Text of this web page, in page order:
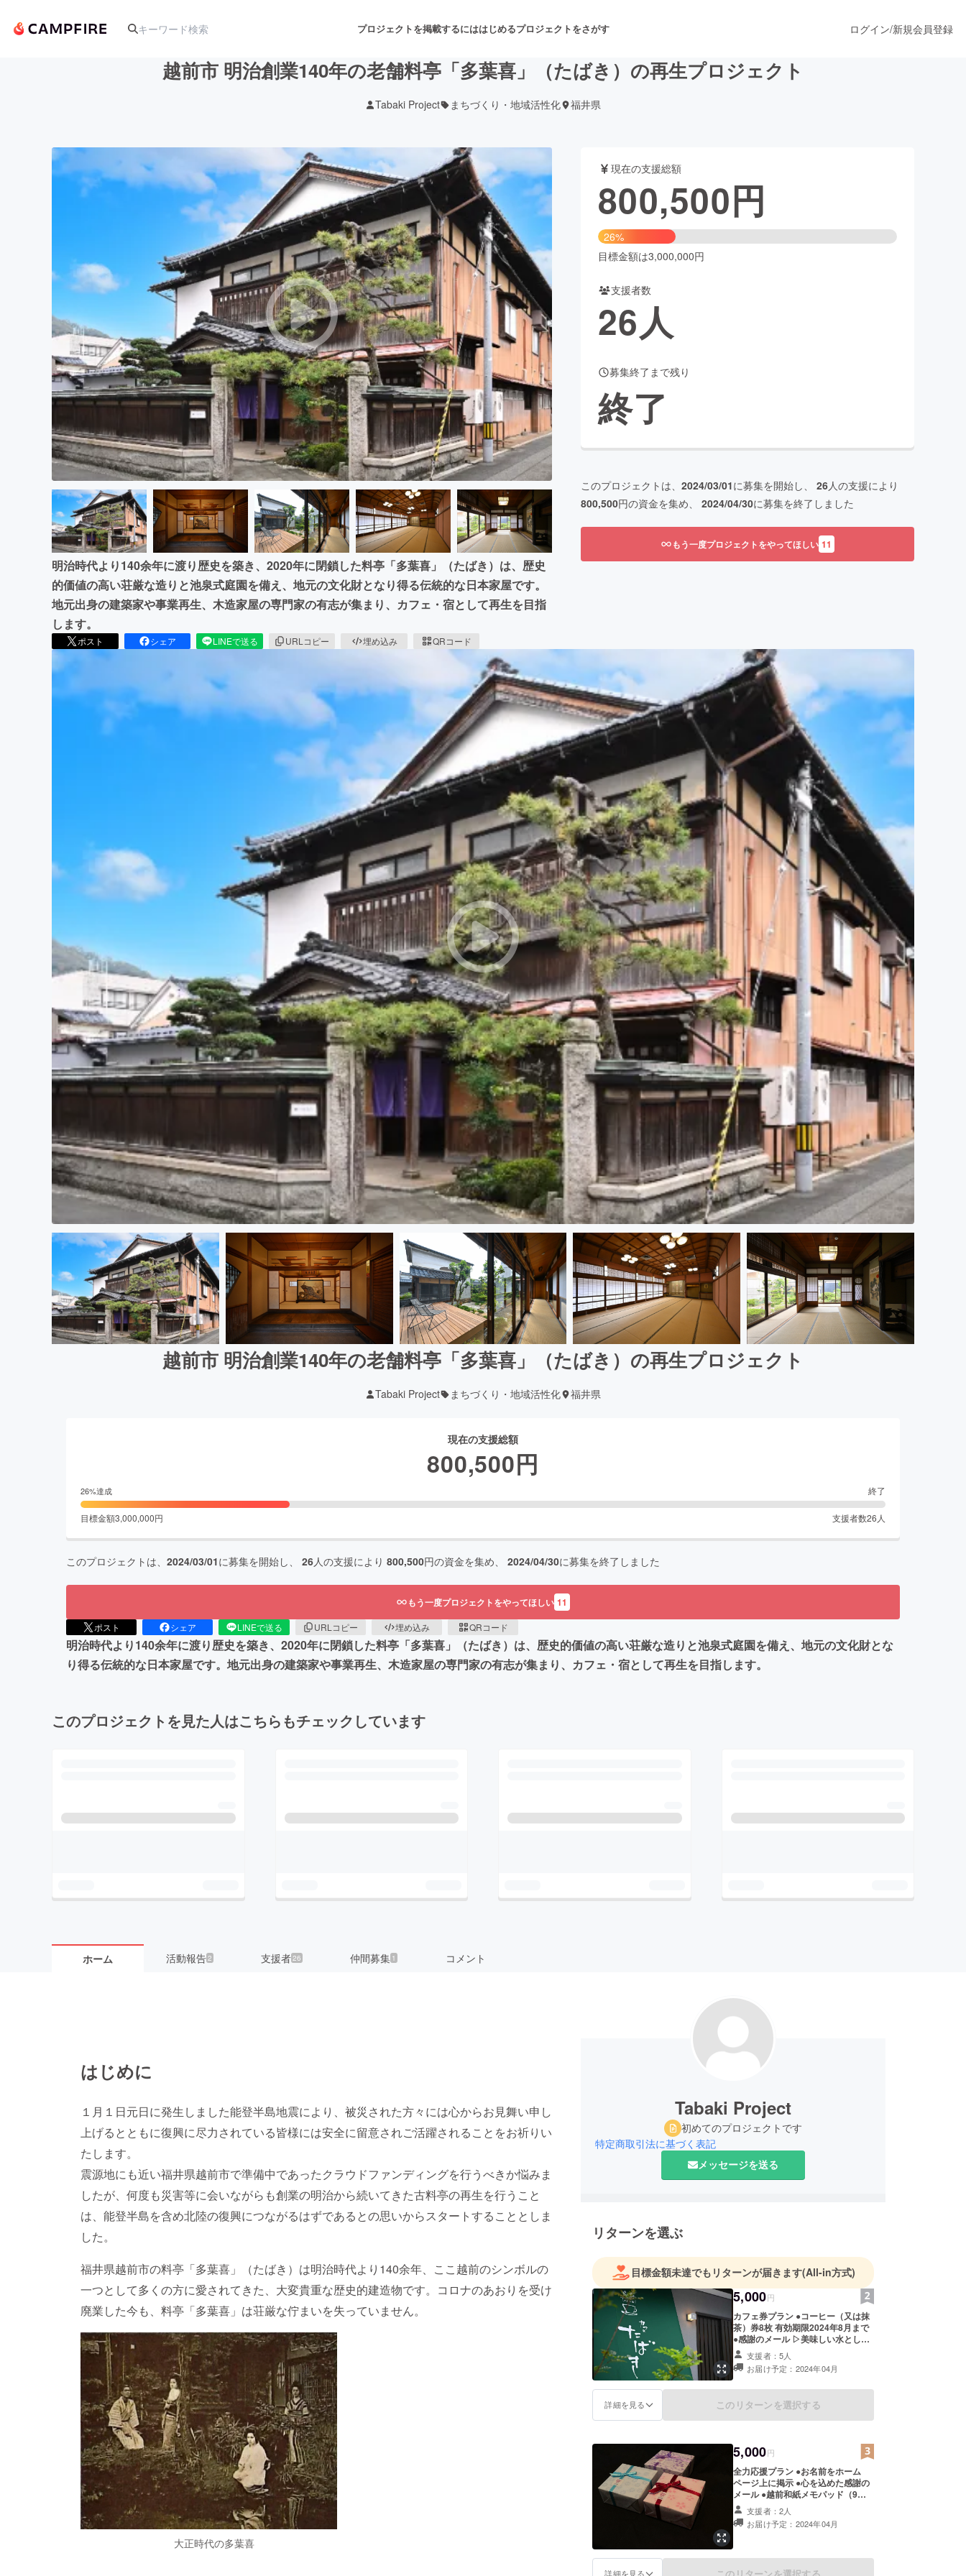
プロジェクトを掲載するにははじめるプロジェクトをさがす
アート・写真 音楽 舞台・パフォーマンス
テクノロジー・ガジェット ゲーム・サービス開発 フード・飲食店 ファッション
映像・映画 書籍・雑誌出版 アニメ・漫画
ビジネス・起業 チャレンジ ビューティー・ヘルスケア
まちづくり・地域活性化
CAMPFIRE for Social GoodCAMPFIRE Creation
CAMPFIREふるさと納税machi-ya コミュニティ
ログイン/新規会員登録
越前市 明治創業140年の老舗料亭「多葉喜」（たばき）の再生プロジェクト
Tabaki Project まちづくり・地域活性化 福井県
明治時代より140余年に渡り歴史を築き、2020年に閉鎖した料亭「多葉喜」（たばき）は、歴史
的価値の高い荘厳な造りと池泉式庭園を備え、地元の文化財となり得る伝統的な日本家屋です。
地元出身の建築家や事業再生、木造家屋の専門家の有志が集まり、カフェ・宿として再生を目指
します。
ポスト シェア LINEで送る URLコピー 埋め込み QRコード
現在の支援総額
800,500円
26%
目標金額は3,000,000円
支援者数
26人
募集終了まで残り
終了
このプロジェクトは、 2024/03/01に募集を開始し、 26人の支援により
800,500円の資金を集め、 2024/04/30に募集を終了しました
もう一度プロジェクトをやってほしい 11
越前市 明治創業140年の老舗料亭「多葉喜」（たばき）の再生プロジェクト
Tabaki Project まちづくり・地域活性化 福井県
現在の支援総額
800,500円
26%達成 終了
目標金額3,000,000円 支援者数26 人
このプロジェクトは、 2024/03/01に募集を開始し、 26人の支援により 800,500円の資金を集め、 2024/04/30に募集を終了しました
もう一度プロジェクトをやってほしい 11
ポスト シェア LINEで送る URLコピー 埋め込み QRコード
明治時代より140余年に渡り歴史を築き、2020年に閉鎖した料亭「多葉喜」（たばき）は、歴史的価値の高い荘厳な造りと池泉式庭園を備え、地元の文化財とな
り得る伝統的な日本家屋です。地元出身の建築家や事業再生、木造家屋の専門家の有志が集まり、カフェ・宿として再生を目指します。
このプロジェクトを見た人はこちらもチェックしています
ホーム 活動報告2 支援者26 仲間募集 1 コメント
はじめに
１月１日元日に発生しました能登半島地震により、被災された方々には心からお見舞い申し
上げるとともに復興に尽力されている皆様には安全に留意されご活躍されることをお祈りい
たします。
震源地にも近い福井県越前市で準備中であったクラウドファンディングを行うべきか悩みま
したが、何度も災害等に会いながらも創業の明治から続いてきた古料亭の再生を行うこと
は、能登半島を含め北陸の復興につながるはずであるとの思いからスタートすることとしま
した。
福井県越前市の料亭「多葉喜」（たばき）は明治時代より140余年、ここ越前のシンボルの
一つとして多くの方に愛されてきた、大変貴重な歴史的建造物です。コロナのあおりを受け
廃業した今も、料亭「多葉喜」は荘厳な佇まいを失っていません。
大正時代の多葉喜
Tabaki Project
初めてのプロジェクトです
特定商取引法に基づく表記
メッセージを送る
リターンを選ぶ
目標金額未達でもリターンが届きます(All-in方式)
5,000円
カフェ券プラン ︎︎︎●コーヒー（又は抹
茶）券8枚 有効期限2024年8月まで
●感謝のメール ▷美味しい水として
有名なお清水不動尊（隣接）の湧き
水等を使ったコーヒー（又は抹茶）
をお楽しみください。また、感謝の
ていただきます。
支援者：5人
お届け予定：2024年04月
詳細を見る このリターンを選択する
5,000円
全力応援プラン ●お名前をホーム
ページ上に掲示 ●心を込めた感謝の
メール ●越前和紙メモパッド（9㎝
×9㎝×4.2㎝ 1個） ▷再生『多葉喜』
の状況をホームページで随時お知ら
せいたします。
支援者：2人
お届け予定：2024年04月
詳細を見る このリターンを選択する